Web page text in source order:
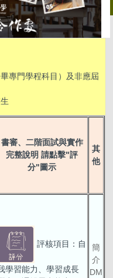
專門學程科目）及非應屆
書審、二階面試與實作
完整說明 請點擊"評
分"圖示
其
他
評核項目：自
學習能力、學習成長
簡
介
DM